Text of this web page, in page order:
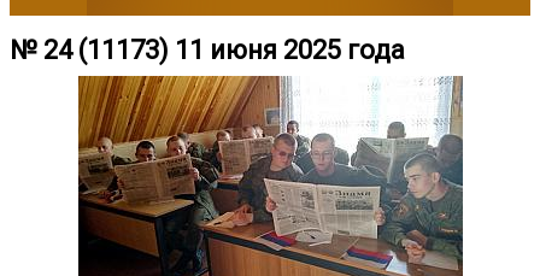
№ 24 (11173) 11 июня 2025 года